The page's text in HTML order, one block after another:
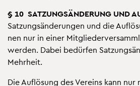
§ 10 SAT­ZUNGS­ÄN­DE­RUNG UND
Sat­zungs­än­de­run­gen und die
nen nur in einer
wer­den. Dabei be­dür­fen
Mehr­heit.
Die Auf­lö­sung des Ver­eins kann